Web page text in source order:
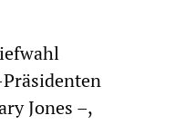
Jones –,